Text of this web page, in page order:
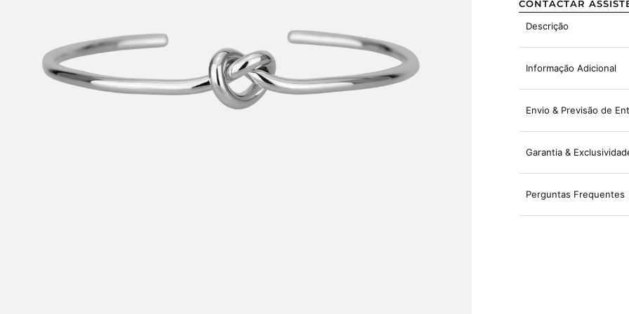
CONTACTAR
Descrição
Informação Adicional
Envio & Previsão de
Garantia &
Perguntas Frequentes